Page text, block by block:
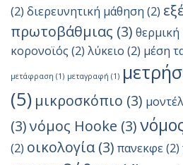
(2) διερευνητική μάθηση (2)
πρωτοβάθμιας (3)
κορονοϊός (2) λύκειο (2) μέση
μετάφραση (1) μεταγραφή (1)
(5) μικροσκόπιο (3)
(3)νόμος Hooke (3)
(2) οικολογία(3) πανεκφε(2)